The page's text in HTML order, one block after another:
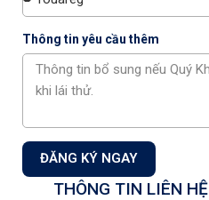
Thông tin yêu cầu thêm
ĐĂNG KÝ NGAY
THÔNG TIN LIÊN HỆ